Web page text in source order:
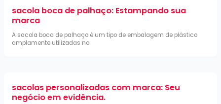
sacola boca de palhaço: Estampando sua
marca
A sacola boca de palhaço é um tipo de embalagem de plástico
amplamente utilizadas no
sacolas personalizadas com marca: Seu
negócio em evidência.